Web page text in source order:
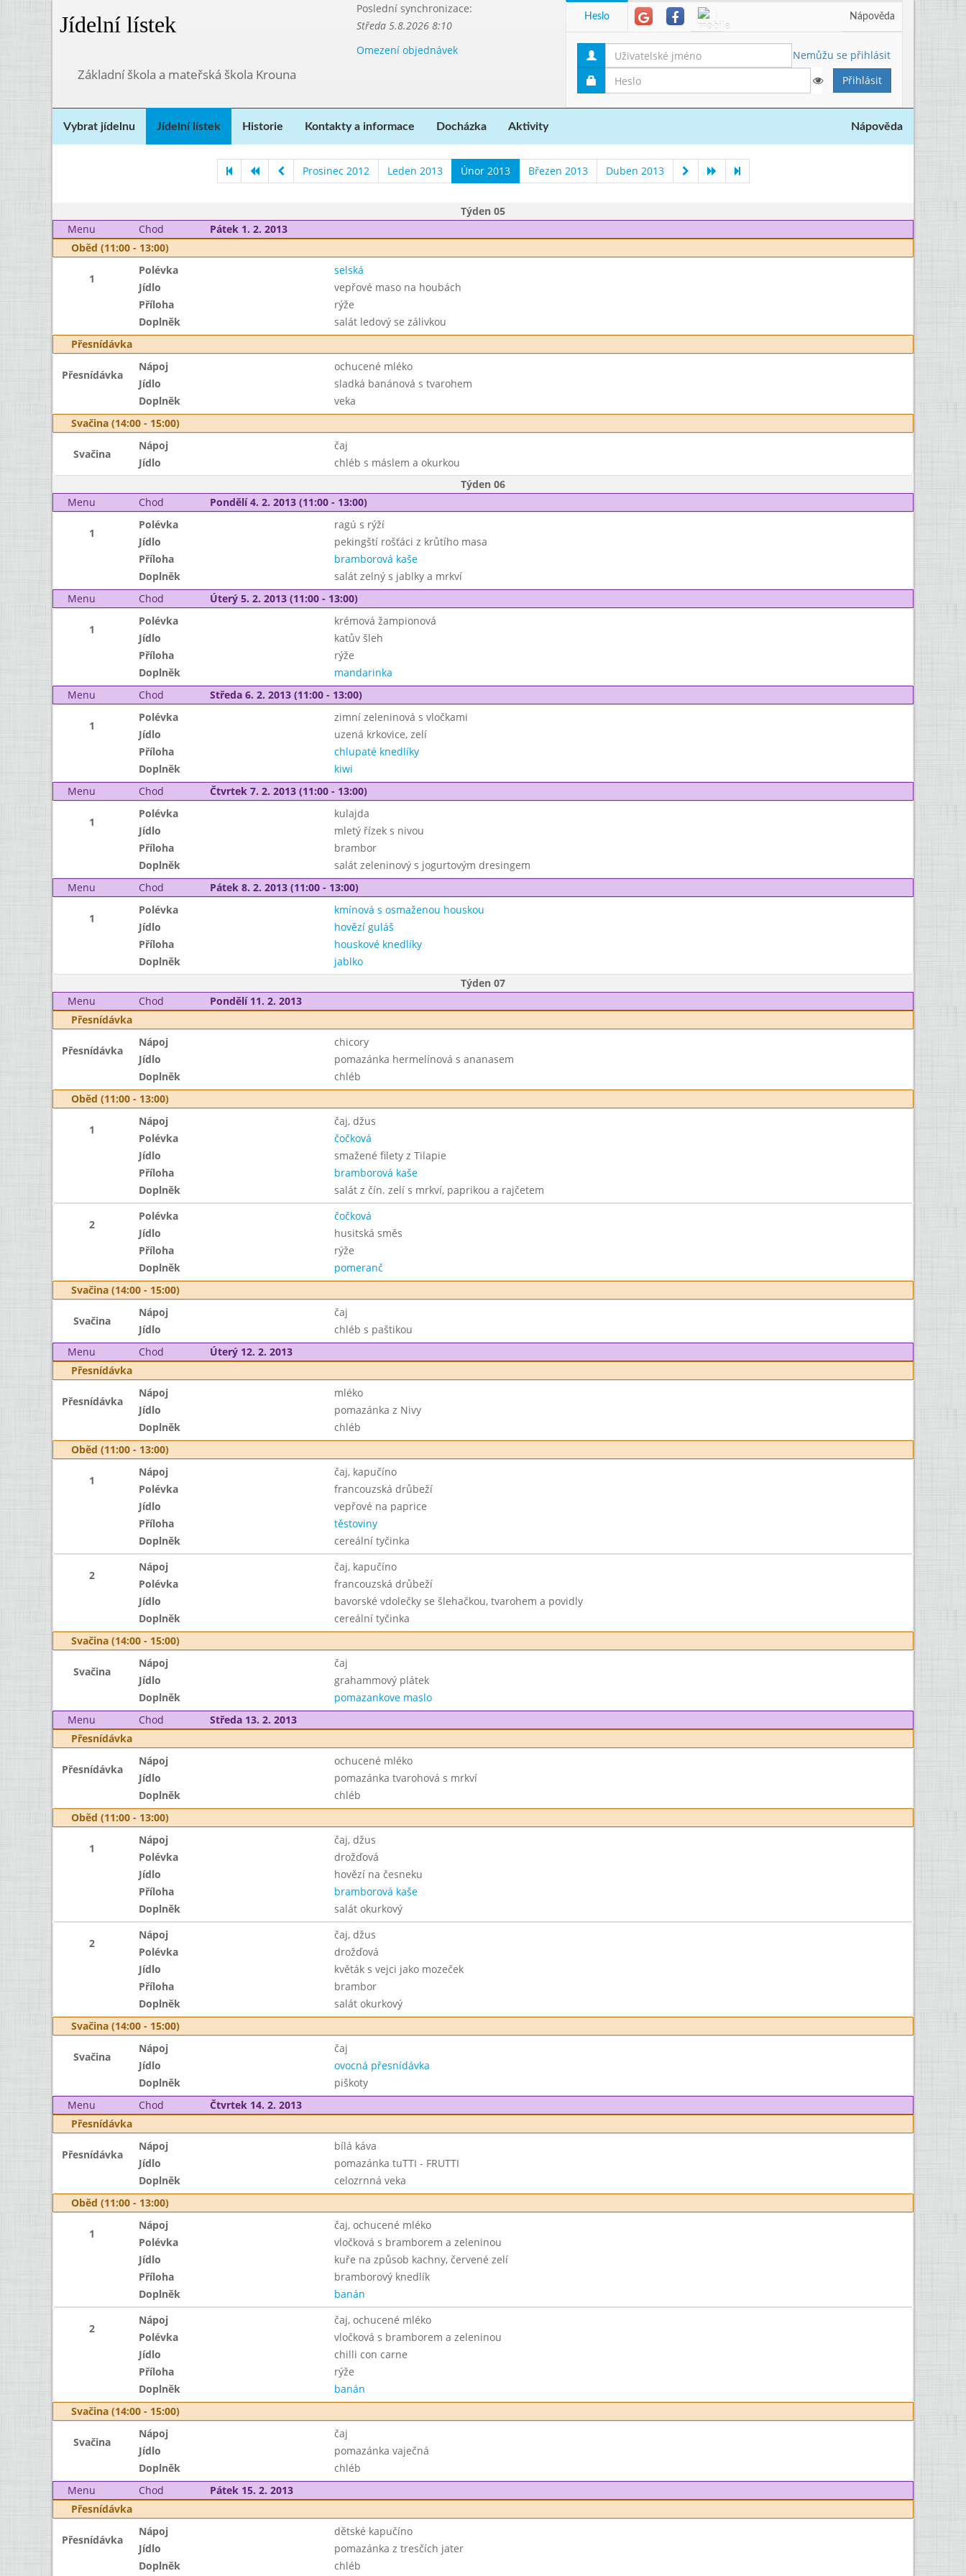
Jídelní lístek
Poslední synchronizace:
Středa 5.8.2026 8:10
Omezení objednávek
Základní škola a mateřská škola Krouna
Heslo Nápověda
Nemůžu se přihlásit
Vybrat jídelnu Jídelní lístek Historie Kontakty a informace Docházka Aktivity Nápověda
Prosinec 2012 Leden 2013 Únor 2013 Březen 2013 Duben 2013
Týden 05
Menu
Chod
Pátek 1. 2. 2013
Oběd (11:00 - 13:00)
1
Polévka
selská
Jídlo
vepřové maso na houbách
Příloha
rýže
Doplněk
salát ledový se zálivkou
Přesnídávka
Přesnídávka
Nápoj
ochucené mléko
Jídlo
sladká banánová s tvarohem
Doplněk
veka
Svačina (14:00 - 15:00)
Svačina
Nápoj
čaj
Jídlo
chléb s máslem a okurkou
Týden 06
Menu
Chod Pondělí 4. 2. 2013 (11:00 - 13:00)
1
Polévka
ragú s rýží
Jídlo
pekingští rošťáci z krůtího masa
Příloha
bramborová kaše
Doplněk
salát zelný s jablky a mrkví
Menu
Chod Úterý 5. 2. 2013 (11:00 - 13:00)
1
Polévka
krémová žampionová
Jídlo
katův šleh
Příloha
rýže
Doplněk
mandarinka
Menu
Chod Středa 6. 2. 2013 (11:00 - 13:00)
1
Polévka
zimní zeleninová s vločkami
Jídlo
uzená krkovice, zelí
Příloha
chlupaté knedlíky
Doplněk
kiwi
Menu
Chod Čtvrtek 7. 2. 2013 (11:00 - 13:00)
1
Polévka
kulajda
Jídlo
mletý řízek s nivou
Příloha
brambor
Doplněk
salát zeleninový s jogurtovým dresingem
Menu
Chod Pátek 8. 2. 2013 (11:00 - 13:00)
1
Polévka
kmínová s osmaženou houskou
Jídlo
hovězí guláš
Příloha
houskové knedlíky
Doplněk
jablko
Týden 07
Menu
Chod
Pondělí 11. 2. 2013
Přesnídávka
Přesnídávka
Nápoj
chicory
Jídlo
pomazánka hermelínová s ananasem
Doplněk
chléb
Oběd (11:00 - 13:00)
1
Nápoj
čaj, džus
Polévka
čočková
Jídlo
smažené filety z Tilapie
Příloha
bramborová kaše
Doplněk
salát z čín. zelí s mrkví, paprikou a rajčetem
2
Polévka
čočková
Jídlo
husitská směs
Příloha
rýže
Doplněk
pomeranč
Svačina (14:00 - 15:00)
Svačina
Nápoj
čaj
Jídlo
chléb s paštikou
Menu
Chod
Úterý 12. 2. 2013
Přesnídávka
Přesnídávka
Nápoj
mléko
Jídlo
pomazánka z Nivy
Doplněk
chléb
Oběd (11:00 - 13:00)
1
Nápoj
čaj, kapučíno
Polévka
francouzská drůbeží
Jídlo
vepřové na paprice
Příloha
těstoviny
Doplněk
cereální tyčinka
2
Nápoj
čaj, kapučíno
Polévka
francouzská drůbeží
Jídlo
bavorské vdolečky se šlehačkou, tvarohem a povidly
Doplněk
cereální tyčinka
Svačina (14:00 - 15:00)
Svačina
Nápoj
čaj
Jídlo
grahammový plátek
Doplněk
pomazankove maslo
Menu
Chod
Středa 13. 2. 2013
Přesnídávka
Přesnídávka
Nápoj
ochucené mléko
Jídlo
pomazánka tvarohová s mrkví
Doplněk
chléb
Oběd (11:00 - 13:00)
1
Nápoj
čaj, džus
Polévka
drožďová
Jídlo
hovězí na česneku
Příloha
bramborová kaše
Doplněk
salát okurkový
2
Nápoj
čaj, džus
Polévka
drožďová
Jídlo
květák s vejci jako mozeček
Příloha
brambor
Doplněk
salát okurkový
Svačina (14:00 - 15:00)
Svačina
Nápoj
čaj
Jídlo
ovocná přesnídávka
Doplněk
piškoty
Menu
Chod
Čtvrtek 14. 2. 2013
Přesnídávka
Přesnídávka
Nápoj
bílá káva
Jídlo
pomazánka tuTTI - FRUTTI
Doplněk
celozrnná veka
Oběd (11:00 - 13:00)
1
Nápoj
čaj, ochucené mléko
Polévka
vločková s bramborem a zeleninou
Jídlo
kuře na způsob kachny, červené zelí
Příloha
bramborový knedlík
Doplněk
banán
2
Nápoj
čaj, ochucené mléko
Polévka
vločková s bramborem a zeleninou
Jídlo
chilli con carne
Příloha
rýže
Doplněk
banán
Svačina (14:00 - 15:00)
Svačina
Nápoj
čaj
Jídlo
pomazánka vaječná
Doplněk
chléb
Menu
Chod
Pátek 15. 2. 2013
Přesnídávka
Přesnídávka
Nápoj
dětské kapučíno
Jídlo
pomazánka z tresčích jater
Doplněk
chléb